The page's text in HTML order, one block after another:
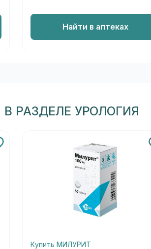
Найти в аптеках
РАЗДЕЛЕ УРОЛОГИЯ
Купить МИЛУРИТ